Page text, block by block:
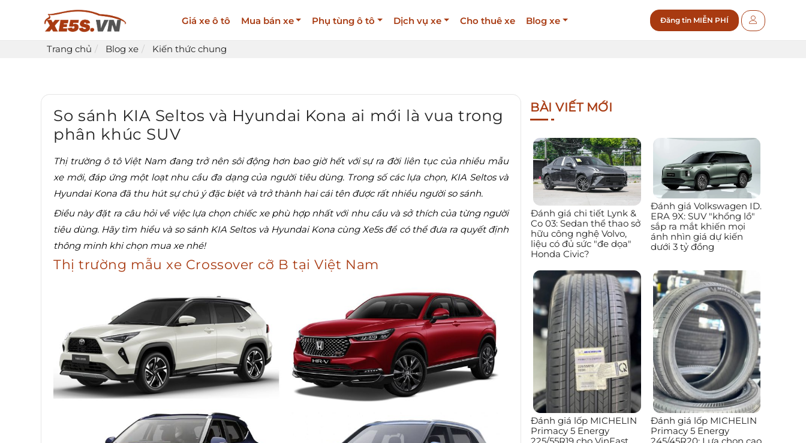
Giá xe ô tô Mua bán xe Phụ tùng ô tô Dịch vụ xe Cho thuê xe Blog xe Đăng tin MIỄN PHÍ
Trang chủ Blog xe Kiến thức chung
So sánh KIA Seltos và Hyundai Kona ai mới là vua trong
phân khúc SUV
Thị trường ô tô Việt Nam đang trở nên sôi động hơn bao giờ hết với sự ra đời liên tục của nhiều mẫu
xe mới, đáp ứng một loạt nhu cầu đa dạng của người tiêu dùng. Trong số các lựa chọn, KIA Seltos và
Hyundai Kona đã thu hút sự chú ý đặc biệt và trở thành hai cái tên được rất nhiều người so sánh.
Điều này đặt ra câu hỏi về việc lựa chọn chiếc xe phù hợp nhất với nhu cầu và sở thích của từng người
tiêu dùng. Hãy tìm hiểu và so sánh KIA Seltos và Hyundai Kona cùng Xe5s để có thể đưa ra quyết định
thông minh khi chọn mua xe nhé!
Thị trường mẫu xe Crossover cỡ B tại Việt Nam
BÀI VIẾT MỚI
Đánh giá chi tiết Lynk &
Co 03: Sedan thể thao sở
hữu công nghệ Volvo,
liệu có đủ sức "đe dọa"
Honda Civic?
Đánh giá Volkswagen ID.
ERA 9X: SUV "khổng lồ"
sắp ra mắt khiến mọi
ánh nhìn giá dự kiến
dưới 3 tỷ đồng
Đánh giá lốp MICHELIN
Primacy 5 Energy
Đánh giá lốp MICHELIN
Primacy 5 Energy